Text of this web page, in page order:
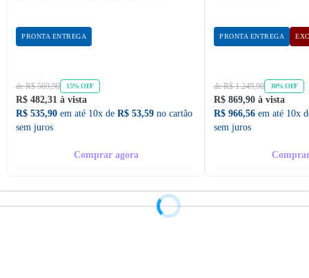
PRONTA ENTREGA
de R$ 569,90 15% OFF
R$ 482,31 à vista
R$ 535,90 em até 10x de R$ 53,59 no cartão
sem juros
Comprar agora
PRONTA ENTREGA
de R$ 1.249,90 30% OFF
R$ 869,90 à vista
R$ 966,56 em até 10x
sem juros